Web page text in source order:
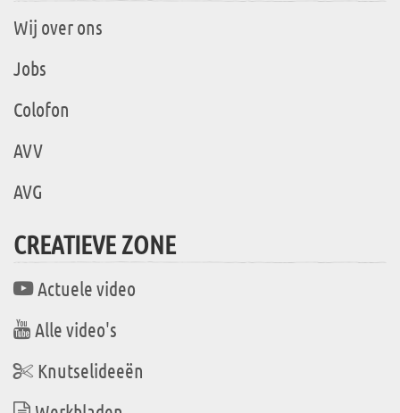
Wij over ons
Jobs
Colofon
AVV
AVG
CREATIEVE ZONE
Actuele video
Alle video's
Knutselideeën